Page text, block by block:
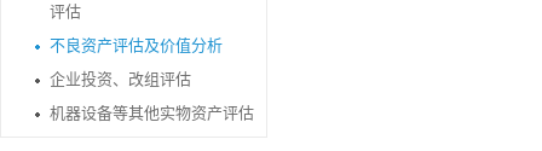
评估
不良资产评估及价值分析
企业投资、改组评估
机器设备等其他实物资产评估